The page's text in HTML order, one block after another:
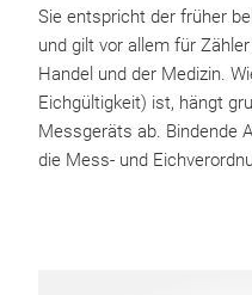
Sie entspricht der früher
und gilt vor allem für
Handel und der Medizin.
Eichgültigkeit) ist, hängt
Messgeräts ab. Bindende
die Mess- und